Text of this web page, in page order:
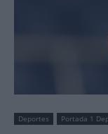
Deportes Portada 1